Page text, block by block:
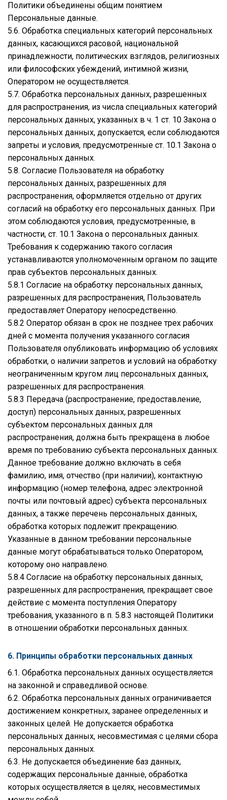
Политики объединены общим понятием
Персональные данные.
5.6. Обработка специальных категорий персональных
данных, касающихся расовой, национальной
принадлежности, политических взглядов, религиозных
или философских убеждений, интимной жизни,
Оператором не осуществляется.
5.7. Обработка персональных данных, разрешенных
для распространения, из числа специальных категорий
персональных данных, указанных в ч. 1 ст. 10 Закона о
персональных данных, допускается, если соблюдаются
запреты и условия, предусмотренные ст. 10.1 Закона о
персональных данных.
5.8. Согласие Пользователя на обработку
персональных данных, разрешенных для
распространения, оформляется отдельно от других
согласий на обработку его персональных данных. При
этом соблюдаются условия, предусмотренные, в
частности, ст. 10.1 Закона о персональных данных.
Требования к содержанию такого согласия
устанавливаются уполномоченным органом по защите
прав субъектов персональных данных.
5.8.1 Согласие на обработку персональных данных,
разрешенных для распространения, Пользователь
предоставляет Оператору непосредственно.
5.8.2 Оператор обязан в срок не позднее трех рабочих
дней с момента получения указанного согласия
Пользователя опубликовать информацию об условиях
обработки, о наличии запретов и условий на обработку
неограниченным кругом лиц персональных данных,
разрешенных для распространения.
5.8.3 Передача (распространение, предоставление,
доступ) персональных данных, разрешенных
субъектом персональных данных для
распространения, должна быть прекращена в любое
время по требованию субъекта персональных данных.
Данное требование должно включать в себя
фамилию, имя, отчество (при наличии), контактную
информацию (номер телефона, адрес электронной
почты или почтовый адрес) субъекта персональных
данных, а также перечень персональных данных,
обработка которых подлежит прекращению.
Указанные в данном требовании персональные
данные могут обрабатываться только Оператором,
которому оно направлено.
5.8.4 Согласие на обработку персональных данных,
разрешенных для распространения, прекращает свое
действие с момента поступления Оператору
требования, указанного в п. 5.8.3 настоящей Политики
в отношении обработки персональных данных.
6. Принципы обработки персональных данных
6.1. Обработка персональных данных осуществляется
на законной и справедливой основе.
6.2. Обработка персональных данных ограничивается
достижением конкретных, заранее определенных и
законных целей. Не допускается обработка
персональных данных, несовместимая с целями сбора
персональных данных.
6.3. Не допускается объединение баз данных,
содержащих персональные данные, обработка
которых осуществляется в целях, несовместимых